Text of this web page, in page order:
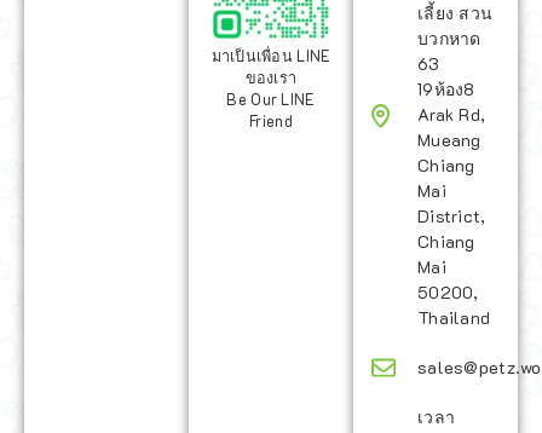
มาเป็นเพื่อน LINE
ของเรา
Be Our LINE
Friend
เลี้ยง สวน
บวกหาด
63
19ห้อง8
Arak Rd,
Mueang
Chiang
Mai
District,
Chiang
Mai
50200,
Thailand
เวลา